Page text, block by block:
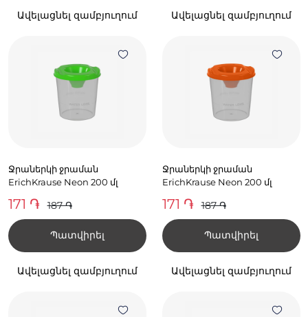
Ավելացնել զամբյուղում Ավելացնել զամբյուղում
Ջրաներկի ջրաման
ErichKrause Neon 200 մլ
171 ֏ 187 ֏
Պատվիրել
Ավելացնել զամբյուղում
Ջրաներկի ջրաման
ErichKrause Neon 200 մլ
171 ֏ 187 ֏
Պատվիրել
Ավելացնել զամբյուղում